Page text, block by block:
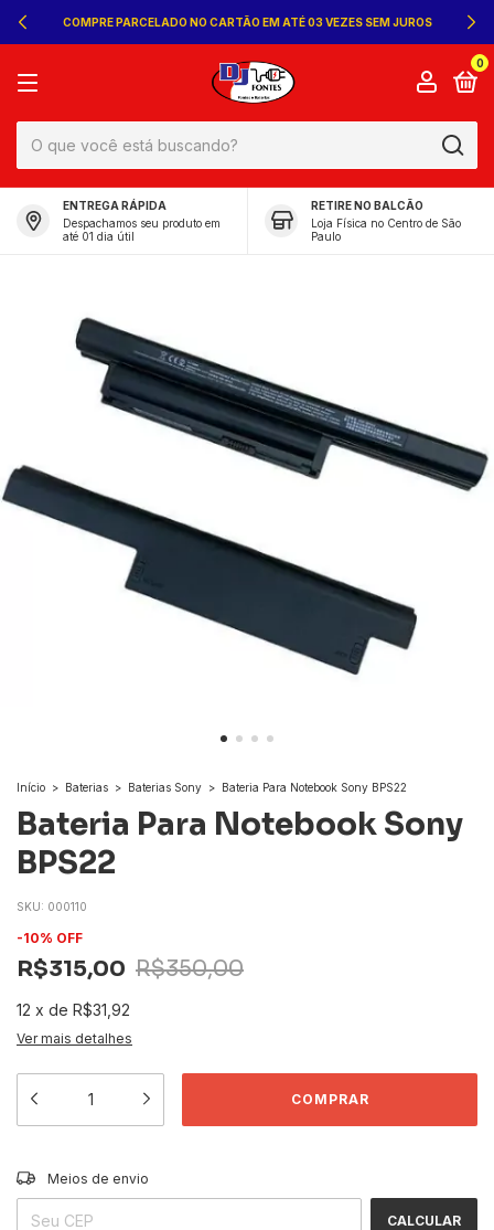
COMPRE PARCELADO NO CARTÃO EM ATÉ 03 VEZES SEM JUROS
0
ENTREGA RÁPIDA
Despachamos seu produto em
até 01 dia útil
RETIRE NO BALCÃO
Loja Física no Centro de São
Paulo
Início > Baterias > Baterias Sony > Bateria Para Notebook Sony BPS22
Bateria Para Notebook Sony
BPS22
SKU: 000110
-10% OFF
R$315,00 R$350,00
12 x de R$31,92
Ver mais detalhes
Entregas para o CEP:
Meios de envio
CALCULAR